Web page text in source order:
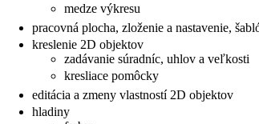
medze výkresu
pracovná plocha, zloženie a nastavenie,
kreslenie 2D objektov
zadávanie súradníc, uhlov a veľkosti
kresliace pomôcky
editácia a zmeny vlastností 2D objektov
hladiny